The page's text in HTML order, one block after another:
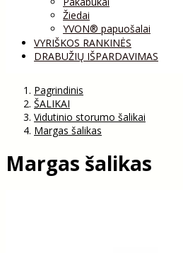
Žiedai
YVON® papuošalai
VYRIŠKOS RANKINĖS
DRABUŽIŲ IŠPARDAVIMAS
Pagrindinis
ŠALIKAI
Vidutinio storumo šalikai
Margas šalikas
Margas šalikas